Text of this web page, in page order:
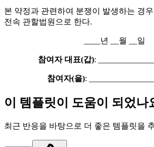
본 약정과 관련하여 분쟁이 발생하는 경
전속 관할법원으로 한다.
____년 __월 __일
참여자 대표(갑):
참여자(을):
이 템플릿이 도움이 되었나
최근 반응을 바탕으로 더 좋은 템플릿을